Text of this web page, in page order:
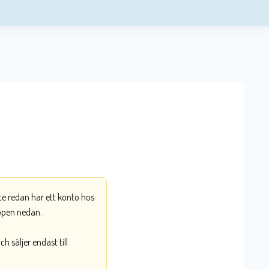
redan har ett konto hos
nedan.
säljer endast till